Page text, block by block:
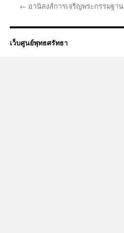
← อานิสงส์การเจริญพระกรรมฐาน
เว็บศูนย์พุทธศรัทธา